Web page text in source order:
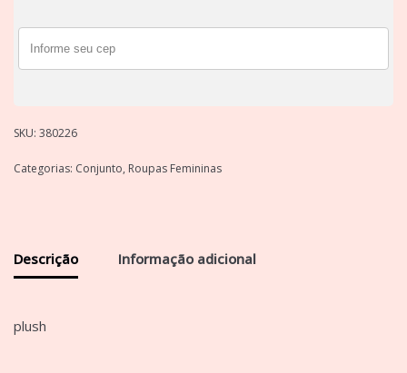
SKU: 380226
Categorias: Conjunto, Roupas Femininas
Descrição Informação adicional
plush